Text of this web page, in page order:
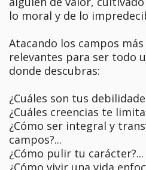
lo moral y de lo
Atacando los campos
relevantes para ser todo
donde descubras:
¿Cuáles son tus
¿Cuáles creencias te
¿Cómo ser integral y
campos?...
¿Cómo pulir tu carácter?...
¿Cómo vivir una vida